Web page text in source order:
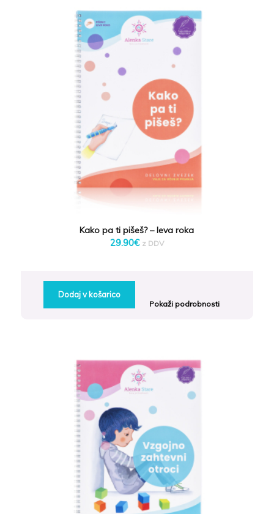
Kako pa ti pišeš? – leva roka
29.90€ z DDV
Dodaj v košarico
Pokaži podrobnosti